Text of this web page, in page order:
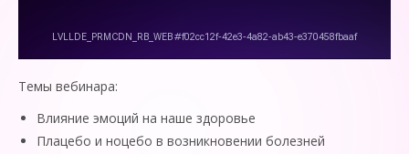
Темы вебинара:
Влияние эмоций на наше здоровье
Плацебо и ноцебо в возникновении болезней